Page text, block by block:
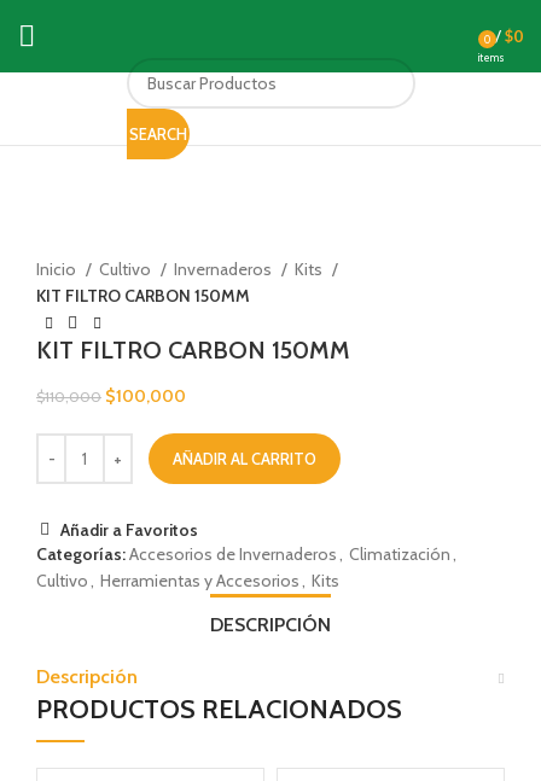
0
items
/$0
SEARCH
Inicio
Cultivo Invernaderos
Kits
KIT FILTRO CARBON 150MM
KIT FILTRO CARBON 150MM
$110,000 $100,000
AÑADIR AL CARRITO
Añadir a Favoritos
Categorías:Accesorios de Invernaderos, Climatización,
Cultivo, Herramientas y Accesorios, Kits
DESCRIPCIÓN
Descripción
PRODUCTOS RELACIONADOS